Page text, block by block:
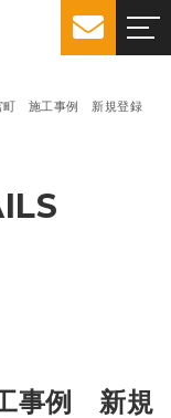
町 施工事例 新規登録
事例 新規